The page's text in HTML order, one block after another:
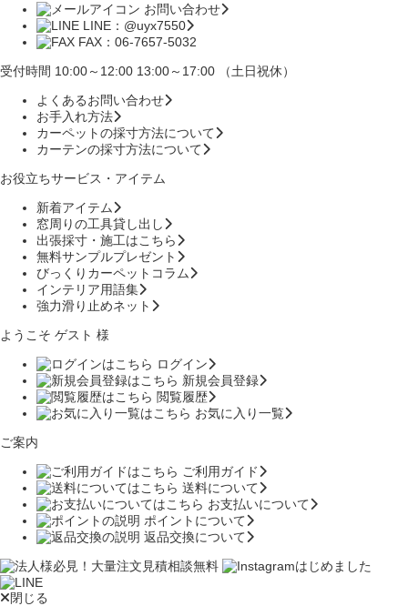
お問い合わせ
LINE：@uyx7550
FAX：06-7657-5032
受付時間 10:00～12:00 13:00～17:00 （土日祝休）
よくあるお問い合わせ
お手入れ方法
カーペットの採寸方法について
カーテンの採寸方法について
お役立ちサービス・アイテム
新着アイテム
窓周りの工具貸し出し
出張採寸・施工はこちら
無料サンプルプレゼント
びっくりカーペットコラム
インテリア用語集
強力滑り止めネット
ようこそ ゲスト 様
ログイン
新規会員登録
閲覧履歴
お気に入り一覧
ご案内
ご利用ガイド
送料について
お支払いについて
ポイントについて
返品交換について
閉じる